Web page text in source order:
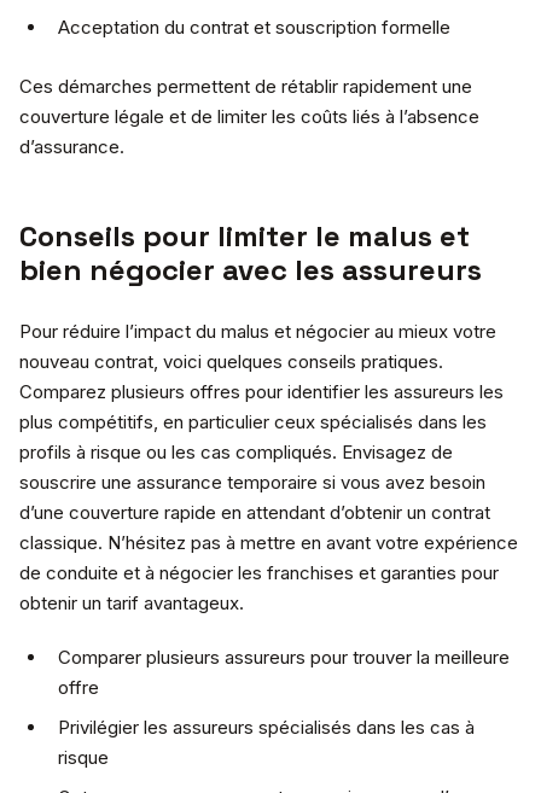
Acceptation du contrat et souscription formelle
Ces démarches permettent de rétablir rapidement une
couverture légale et de limiter les coûts liés à l’absence
d’assurance.
Conseils pour limiter le malus et
bien négocier avec les assureurs
Pour réduire l’impact du malus et négocier au mieux votre
nouveau contrat, voici quelques conseils pratiques.
Comparez plusieurs offres pour identifier les assureurs les
plus compétitifs, en particulier ceux spécialisés dans les
profils à risque ou les cas compliqués. Envisagez de
souscrire une assurance temporaire si vous avez besoin
d’une couverture rapide en attendant d’obtenir un contrat
classique. N’hésitez pas à mettre en avant votre expérience
de conduite et à négocier les franchises et garanties pour
obtenir un tarif avantageux.
Comparer plusieurs assureurs pour trouver la meilleure
offre
Privilégier les assureurs spécialisés dans les cas à
risque